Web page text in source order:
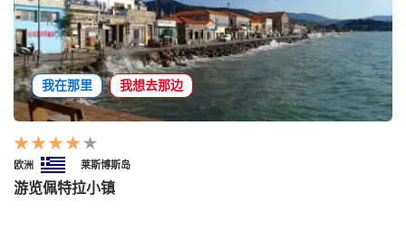
我在那里 我想去那边
欧洲 莱斯博斯岛
游览佩特拉小镇